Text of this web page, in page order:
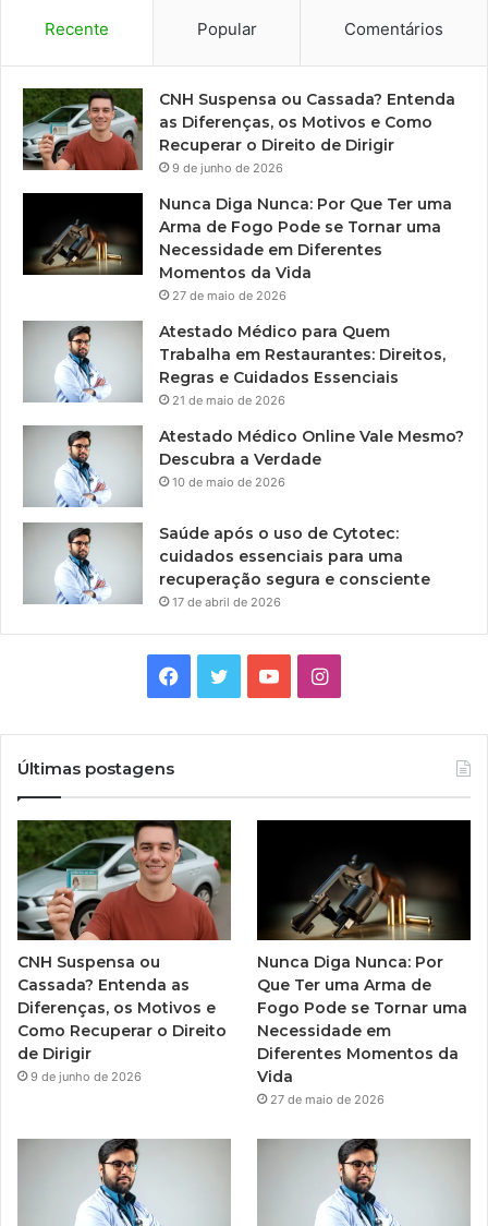
Recente Popular Comentários
CNH Suspensa ou Cassada? Entenda
as Diferenças, os Motivos e Como
Recuperar o Direito de Dirigir
9 de junho de 2026
Nunca Diga Nunca: Por Que Ter uma
Arma de Fogo Pode se Tornar uma
Necessidade em Diferentes
Momentos da Vida
27 de maio de 2026
Atestado Médico para Quem
Trabalha em Restaurantes: Direitos,
Regras e Cuidados Essenciais
21 de maio de 2026
Atestado Médico Online Vale Mesmo?
Descubra a Verdade
10 de maio de 2026
Saúde após o uso de Cytotec:
cuidados essenciais para uma
recuperação segura e consciente
17 de abril de 2026
Facebook
TwitterYouTubeInstagram
Últimas postagens
CNH Suspensa ou
Cassada? Entenda as
Diferenças, os Motivos e
Como Recuperar o Direito
de Dirigir
9 de junho de 2026
Nunca Diga Nunca: Por
Que Ter uma Arma de
Fogo Pode se Tornar uma
Necessidade em
Diferentes Momentos da
Vida
27 de maio de 2026